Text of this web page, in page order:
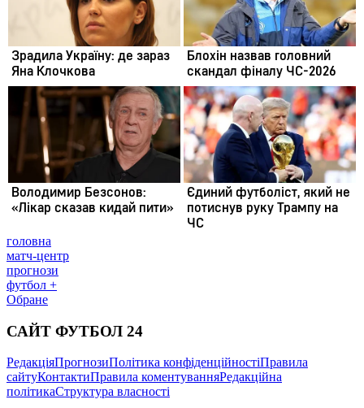
головна
матч-центр
прогнози
футбол +
Обране
САЙТ ФУТБОЛ 24
РедакціяПрогнозиПолітика конфіденційностіПравила
сайтуКонтактиПравила коментуванняРедакційна
політикаСтруктура власності